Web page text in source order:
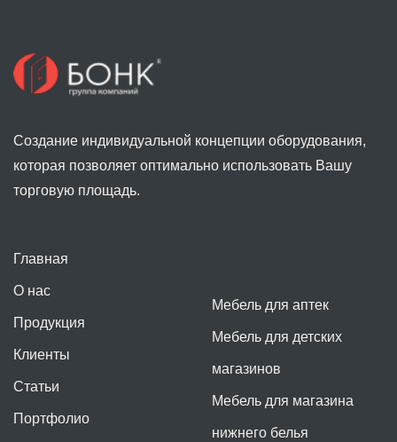
Создание индивидуальной концепции оборудования,
которая позволяет оптимально использовать Вашу
торговую площадь.
Главная
О нас
Продукция
Клиенты
Статьи
Портфолио
Мебель для аптек
Мебель для детских
магазинов
Мебель для магазина
нижнего белья